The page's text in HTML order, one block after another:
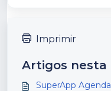
Imprimir
Artigos nesta
SuperApp